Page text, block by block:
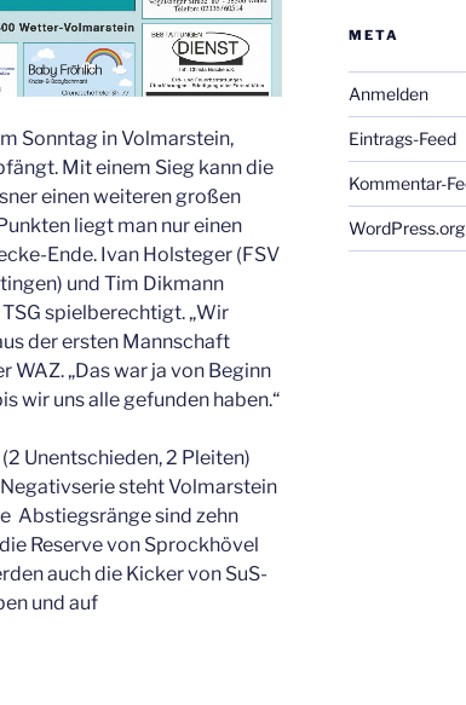
Sonntag in Volmarstein,
Mit einem Sieg kann die
einen weiteren großen
liegt man nur einen
Ende. Ivan Holsteger (FSV
und Tim Dikmann
spielberechtigt. „Wir
der ersten Mannschaft
WAZ. „Das war ja von Beginn
wir uns alle gefunden haben.“
Unentschieden, 2 Pleiten)
steht Volmarstein
Abstiegsränge sind zehn
Reserve von Sprockhövel
auch die Kicker von SuS-
und auf
META
Anmelden
Eintrags-Feed
Kommentar-
WordPress.org